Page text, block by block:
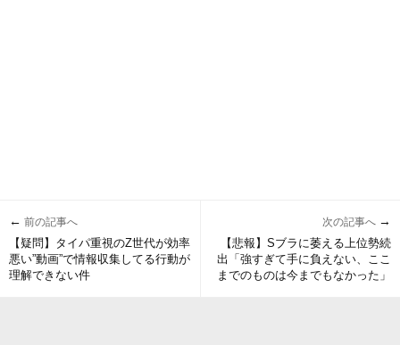
← 前の記事へ
【疑問】タイパ重視のZ世代が効率
悪い”動画”で情報収集してる行動が
理解できない件
次の記事へ →
【悲報】Sブラに萎える上位勢続
出「強すぎて手に負えない、ここ
までのものは今までもなかった」